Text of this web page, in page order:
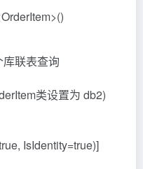
联表查询
类设置为 db2)
IsIdentity=true)]